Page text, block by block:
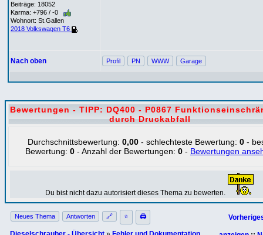
Beiträge: 18052
Karma: +796 / -0
Wohnort: St.Gallen
2018 Volkswagen T6
Nach oben Profil PN WWW Garage
Bewertungen - TIPP: DQ400 - P0867
durch Druckabfall
Durchschnittsbewertung: 0,00- schlechteste Bewertung: 0-
Bewertung: 0 - Anzahl der Bewertungen: 0 - Bewertungen
Du bist nicht dazu autorisiert dieses Thema zu bewerten.
Neues Thema Antworten 🔗 ⭐ 🖨